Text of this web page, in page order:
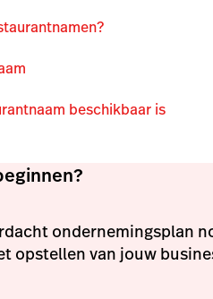
beschikbaar is
ondernemingsplan
opstellen van jouw